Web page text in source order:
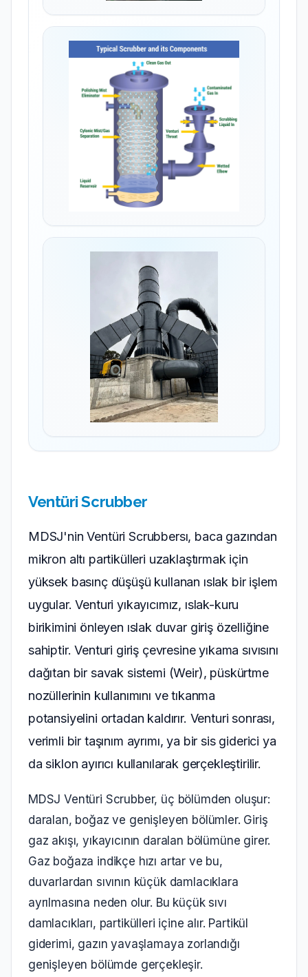
Ventüri Scrubber
MDSJ'nin Ventüri Scrubbersı, baca gazından
mikron altı partikülleri uzaklaştırmak için
yüksek basınç düşüşü kullanan ıslak bir işlem
uygular. Venturi yıkayıcımız, ıslak-kuru
birikimini önleyen ıslak duvar giriş özelliğine
sahiptir. Venturi giriş çevresine yıkama sıvısını
dağıtan bir savak sistemi (Weir), püskürtme
nozüllerinin kullanımını ve tıkanma
potansiyelini ortadan kaldırır. Venturi sonrası,
verimli bir taşınım ayrımı, ya bir sis giderici ya
da siklon ayırıcı kullanılarak gerçekleştirilir.
MDSJ Ventüri Scrubber, üç bölümden oluşur:
daralan, boğaz ve genişleyen bölümler. Giriş
gaz akışı, yıkayıcının daralan bölümüne girer.
Gaz boğaza indikçe hızı artar ve bu,
duvarlardan sıvının küçük damlacıklara
ayrılmasına neden olur. Bu küçük sıvı
damlacıkları, partikülleri içine alır. Partikül
giderimi, gazın yavaşlamaya zorlandığı
genişleyen bölümde gerçekleşir.